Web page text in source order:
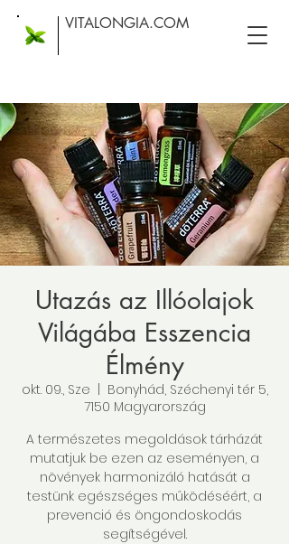
VITALONGIA.COM
Utazás az Illóolajok
Világába Esszencia
Élmény
okt. 09., Sze
Bonyhád, Széchenyi tér 5,
7150 Magyarország
A természetes megoldások tárházát
mutatjuk be ezen az eseményen, a
növények harmonizáló hatását a
testünk egészséges működéséért, a
prevenció és öngondoskodás
segítségével.